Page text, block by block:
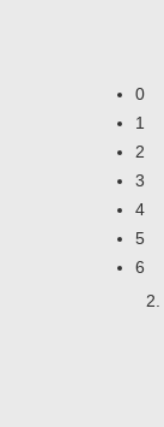
0
1
2
3
4
5
6